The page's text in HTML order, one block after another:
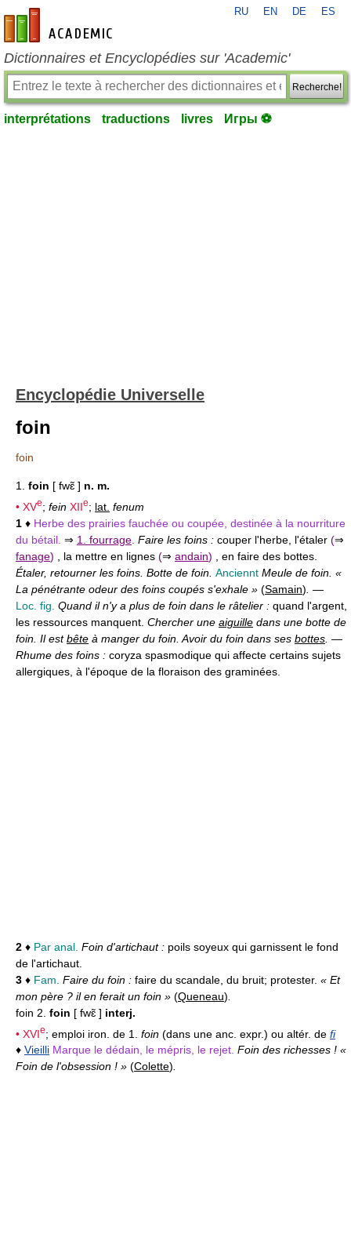
fr-academic.com
RU EN DE ES
Dictionnaires et Encyclopédies sur 'Academic'
Recherche!
interprétations traductions livres Игры ⚽
Encyclopédie Universelle
foin
foin
1. foin [ fwɛ̃ ] n. m.
• XVe; fein XIIe; lat. fenum
1 ♦ Herbe des prairies fauchée ou coupée, destinée à la nourriture
du bétail. ⇒ 1. fourrage Faire les foins : couper l'herbe, l'étaler (⇒
fanage) , la mettre en lignes (⇒ andain) , en faire des bottes.
Étaler, retourner les foins. Botte de foin. Anciennt Meule de foin. «
La pénétrante odeur des foins coupés s'exhale » (Samain) —
Loc. fig. Quand il n'y a plus de foin dans le râtelier : quand l'argent,
les ressources manquent. Chercher une aiguille dans une botte de
foin. Il estbête à manger du foin. Avoir du foin dans ses bottes —
Rhume des foins : coryza spasmodique qui affecte certains sujets
allergiques, à l'époque de la floraison des graminées.
2 ♦ Par anal. Foin d'artichaut : poils soyeux qui garnissent le fond
de l'artichaut.
3 ♦ Fam. Faire du foin : faire du scandale, du bruit; protester. « Et
mon père ? il en ferait un foin » (Queneau)
foin 2. foin [ fwɛ̃ ] interj.
• XVIe; emploi iron. de 1. foin (dans une anc. expr.) ou altér. de fi
♦ Vieilli Marque le dédain, le mépris, le rejet. Foin des richesses ! «
Foin de l'obsession ! » (Colette).